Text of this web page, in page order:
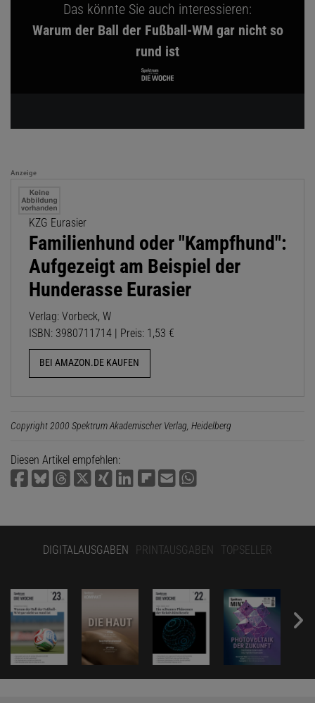
Das könnte Sie auch interessieren:
Warum der Ball der Fußball-WM gar nicht so
rund ist
Anzeige
KZG Eurasier
Familienhund oder "Kampfhund":
Aufgezeigt am Beispiel der
Hunderasse Eurasier
Verlag: Vorbeck, W
ISBN: 3980711714 | Preis: 1,53 €
BEI AMAZON.DE KAUFEN
Copyright 2000 Spektrum Akademischer Verlag, Heidelberg
Diesen Artikel empfehlen:
DIGITALAUSGABEN PRINTAUSGABEN TOPSELLER